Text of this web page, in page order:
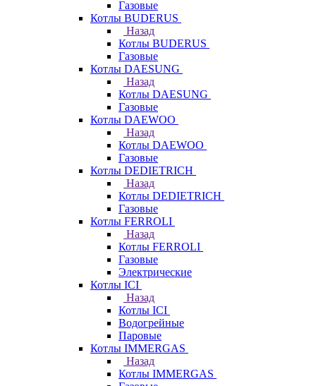
Газовые
Котлы BUDERUS
Назад
Котлы BUDERUS
Газовые
Котлы DAESUNG
Назад
Котлы DAESUNG
Газовые
Котлы DAEWOO
Назад
Котлы DAEWOO
Газовые
Котлы DEDIETRICH
Назад
Котлы DEDIETRICH
Газовые
Котлы FERROLI
Назад
Котлы FERROLI
Газовые
Электрические
Котлы ICI
Назад
Котлы ICI
Водогрейные
Паровые
Котлы IMMERGAS
Назад
Котлы IMMERGAS